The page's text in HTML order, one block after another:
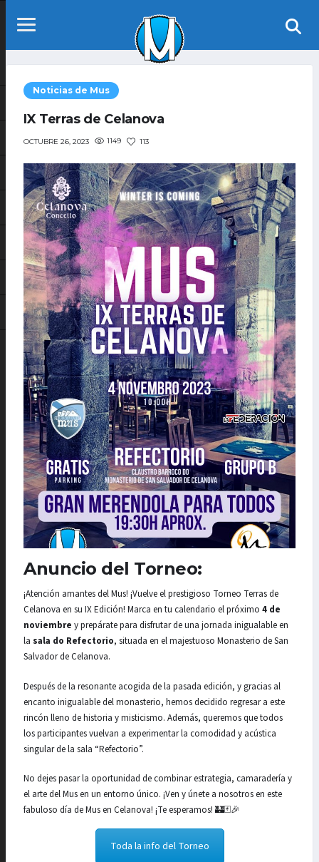
Noticias de Mus
IX Terras de Celanova
OCTUBRE 26, 2023 1149 113
Anuncio del Torneo:
¡Atención amantes del Mus! ¡Vuelve el prestigioso Torneo Terras de
Celanova en su IX Edición! Marca en tu calendario el próximo 4 de
noviembre y prepárate para disfrutar de una jornada inigualable en
la sala do Refectorio, situada en el majestuoso Monasterio de San
Salvador de Celanova.
Después de la resonante acogida de la pasada edición, y gracias al
encanto inigualable del monasterio, hemos decidido regresar a este
rincón lleno de historia y misticismo. Además, queremos que todos
los participantes vuelvan a experimentar la comodidad y acústica
singular de la sala “Refectorio”.
No dejes pasar la oportunidad de combinar estrategia, camaradería y
el arte del Mus en un entorno único. ¡Ven y únete a nosotros en este
fabuloso día de Mus en Celanova! ¡Te esperamos! 🏰🃏🎉
Toda la info del Torneo